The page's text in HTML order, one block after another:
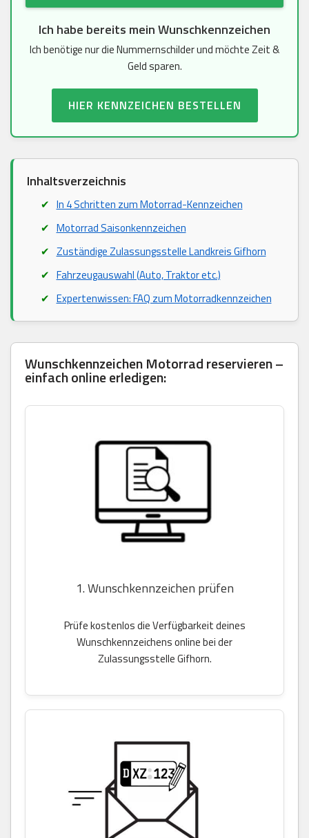
Ich habe bereits mein Wunschkennzeichen
Ich benötige nur die Nummernschilder und möchte Zeit &
Geld sparen.
HIER KENNZEICHEN BESTELLEN
Inhaltsverzeichnis
In 4 Schritten zum Motorrad-Kennzeichen
Motorrad Saisonkennzeichen
Zuständige Zulassungsstelle Landkreis Gifhorn
Fahrzeugauswahl (Auto, Traktor etc.)
Expertenwissen: FAQ zum Motorradkennzeichen
Wunschkennzeichen Motorrad reservieren –
einfach online erledigen:
1. Wunschkennzeichen prüfen
Prüfe kostenlos die Verfügbarkeit deines
Wunschkennzeichens online bei der
Zulassungsstelle Gifhorn.